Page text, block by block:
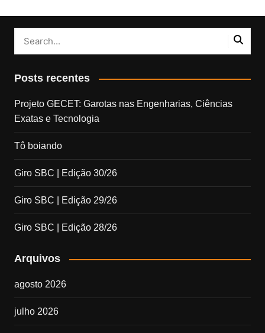
Posts recentes
Projeto GECET: Garotas nas Engenharias, Ciências
Exatas e Tecnologia
Tô boiando
Giro SBC | Edição 30/26
Giro SBC | Edição 29/26
Giro SBC | Edição 28/26
Arquivos
agosto 2026
julho 2026